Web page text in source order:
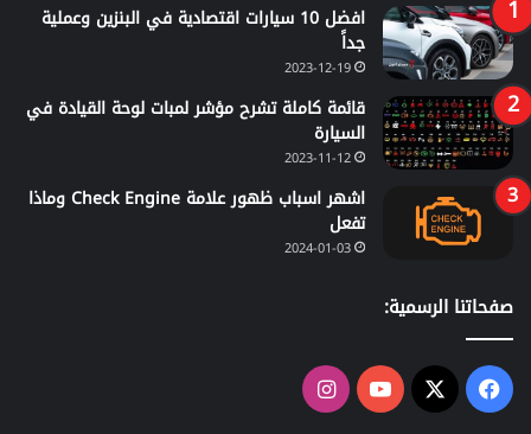
افضل 10 سيارات اقتصادية في البنزين وعملية
جداً
2023-12-19
قائمة كاملة تشرح مؤشر لمبات لوحة القيادة في
السيارة
2023-11-12
اشهر اسباب ظهور علامة Check Engine وماذا
تفعل
2024-01-03
صفحاتنا الرسمية:
فيسبوك
‫X
‫YouTubeانستقرام